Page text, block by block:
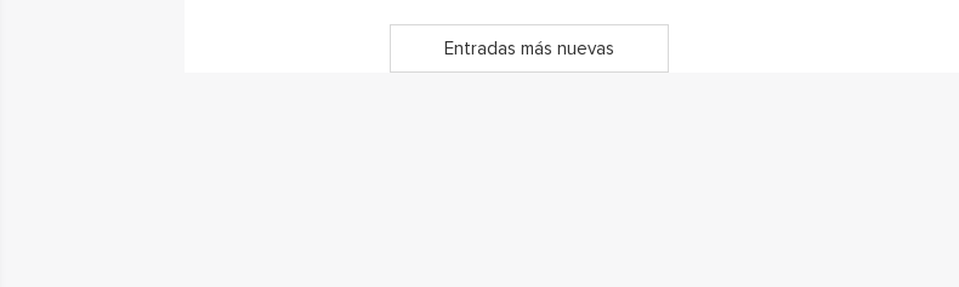
Entradas más nuevas